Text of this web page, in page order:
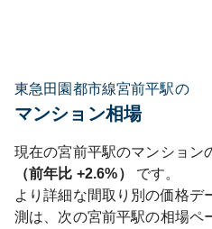
東急田園都市線宮前平駅の
マンション相場
現在の宮前平駅のマンション
（前年比 +2.6%）
です。
より詳細な間取り別の価格デ
測は、次の宮前平駅の相場ペ